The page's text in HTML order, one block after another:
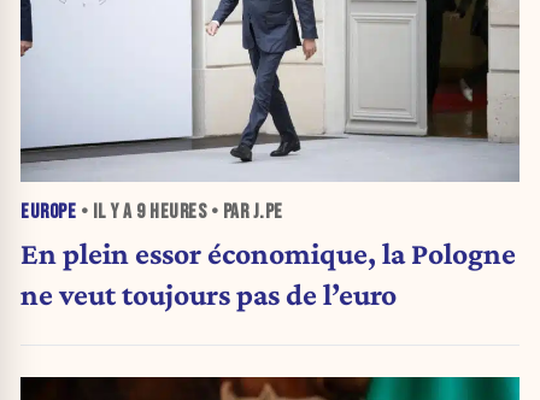
EUROPE • IL Y A 9 HEURES• PAR J.PE
En plein essor économique, la Pologne
ne veut toujours pas de l’euro